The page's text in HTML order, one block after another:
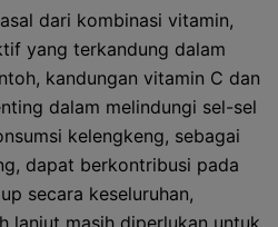
dari kombinasi vitamin,
yang terkandung dalam
kandungan vitamin C dan
dalam melindungi sel-sel
kelengkeng, sebagai
dapat berkontribusi pada
secara keseluruhan,
lanjut masih diperlukan untuk